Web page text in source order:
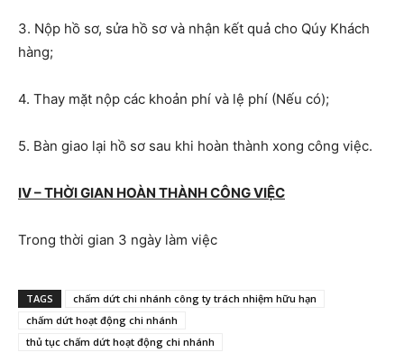
3. Nộp hồ sơ, sửa hồ sơ và nhận kết quả cho Qúy Khách
hàng;
4. Thay mặt nộp các khoản phí và lệ phí (Nếu có);
5. Bàn giao lại hồ sơ sau khi hoàn thành xong công việc.
IV – THỜI GIAN HOÀN THÀNH CÔNG VIỆC
Trong thời gian 3 ngày làm việc
TAGS
chấm dứt chi nhánh công ty trách nhiệm hữu hạn
chấm dứt hoạt động chi nhánh
thủ tục chấm dứt hoạt động chi nhánh